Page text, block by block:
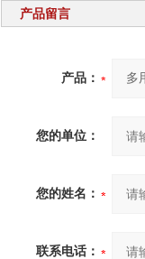
产品留言
产品：
您的单位：
您的姓名：
联系电话：